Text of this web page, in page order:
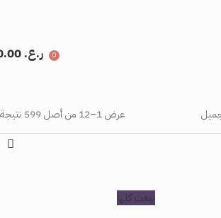
0 ر.ع.
عرض 1–12 من أصل 599 نتيجة
بيعت كلها